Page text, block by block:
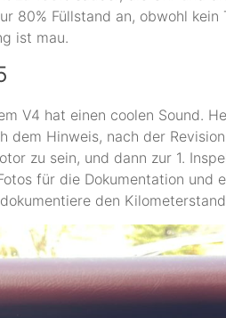
80% Füllstand an, obwohl
ist mau.
V4 hat einen coolen Sound.
dem Hinweis, nach der
zu sein, und dann zur 1.
für die Dokumentation und
den